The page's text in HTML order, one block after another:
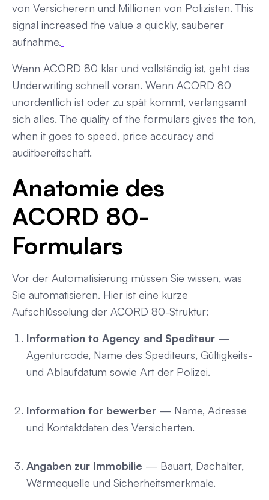
von Versicherern und Millionen von Polizisten. This
signal increased the value a quickly, sauberer
aufnahme.
Wenn ACORD 80 klar und vollständig ist, geht das
Underwriting schnell voran. Wenn ACORD 80
unordentlich ist oder zu spät kommt, verlangsamt
sich alles. The quality of the formulars gives the ton,
when it goes to speed, price accuracy and
auditbereitschaft.
Anatomie des
ACORD 80-
Formulars
Vor der Automatisierung müssen Sie wissen, was
Sie automatisieren. Hier ist eine kurze
Aufschlüsselung der ACORD 80-Struktur:
Information to Agency and Spediteur —
Agenturcode, Name des Spediteurs, Gültigkeits-
und Ablaufdatum sowie Art der Polizei.
Information for bewerber — Name, Adresse
und Kontaktdaten des Versicherten.
Angaben zur Immobilie — Bauart, Dachalter,
Wärmequelle und Sicherheitsmerkmale.